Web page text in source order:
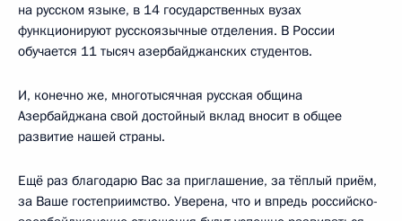
на русском языке, в 14 государственных вузах
функционируют русскоязычные отделения. В России
обучается 11 тысяч азербайджанских студентов.
И, конечно же, многотысячная русская община
Азербайджана свой достойный вклад вносит в общее
развитие нашей страны.
Ещё раз благодарю Вас за приглашение, за тёплый приём,
за Ваше гостеприимство. Уверена, что и впредь российско-